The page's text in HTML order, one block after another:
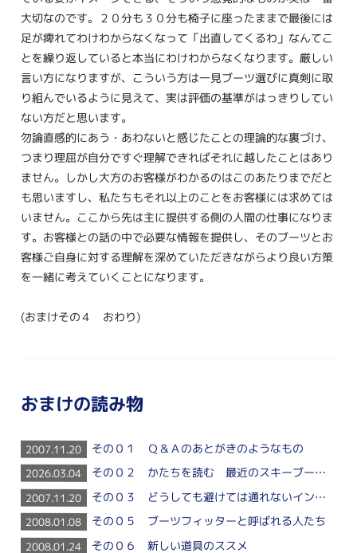
大切なのです。２０分も３０分も椅子に座ったままで最後には
足が痺れてわけわからなくなって「出直してくるわ」なんてこ
とを繰り返していると本当にわけわからなくなります。厳しい
言い方になりますが、こういう方は一見ブーツ選びに真剣に取
り組んでいるように見えて、実は評価の基準がはっきりしてい
ない方だと思います。
勿論直感的にあう・あわないと感じたことの理論的な裏づけ、
つまり理屈が自分ですぐ理解できればそれに越したことはあり
ません。しかし大方のお客様がわかるのはこのあたりまでだと
も思いますし、私たちもそれ以上のことをお客様には求めては
いません。ここから先は主に提供する側の人間の仕事になりま
す。お客様との話の中で必要な情報を提供し、そのブーツとお
客様ご自身に対する理解を深めていただきながらより良い方策
を一緒に考えていくことになります。
(おまけその４ おわり)
おまけの読み物
2007.11.20 その０１ Ｑ＆Ａのあとがきのようなもの
2026.03.04 その０２ かたちを読む 最近のスキーブーツに多く見られる特徴から
2007.11.20 その０３ どうしても避けては通れないインソールのお話
2008.01.08 その０５ ブーツフィッターと呼ばれる人たち
2008.01.24 その０６ 新しい道具のススメ